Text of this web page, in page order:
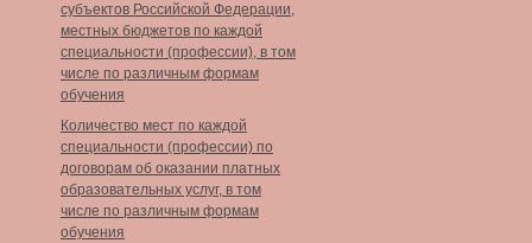
субъектов Российской Федерации,
местных бюджетов по каждой
специальности (профессии), в том
числе по различным формам
обучения
Количество мест по каждой
специальности (профессии) по
договорам об оказании платных
образовательных услуг, в том
числе по различным формам
обучения